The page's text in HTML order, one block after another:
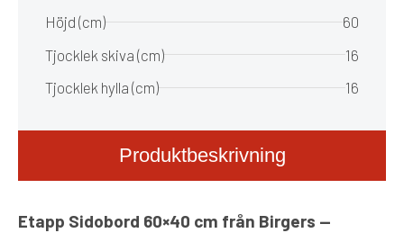
Produktbeskrivning
Etapp Sidobord 60×40 cm från Birgers —
Höjd (cm)
60
Tjocklek skiva (cm)
16
Tjocklek hylla (cm)
16